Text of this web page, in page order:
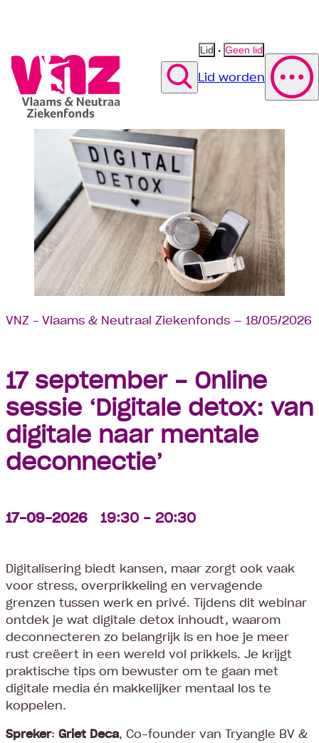
Lid • Geen lid
Lid worden
Polis wijzigen Suggestie Vergoeding fysiotherapie
Contact opnemen Suggestie
VNZ – Vlaams & Neutraal Ziekenfonds — 18/05/2026
17 september - Online
sessie ‘Digitale detox: van
digitale naar mentale
deconnectie’
17-09-2026 19:30 - 20:30
Digitalisering biedt kansen, maar zorgt ook vaak
voor stress, overprikkeling en vervagende
grenzen tussen werk en privé. Tijdens dit webinar
ontdek je wat digitale detox inhoudt, waarom
deconnecteren zo belangrijk is en hoe je meer
rust creëert in een wereld vol prikkels. Je krijgt
praktische tips om bewuster om te gaan met
digitale media én makkelijker mentaal los te
koppelen.
Spreker: Griet Deca, Co-founder van Tryangle BV &